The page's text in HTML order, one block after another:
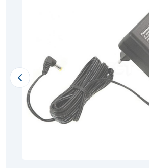
Previous slide